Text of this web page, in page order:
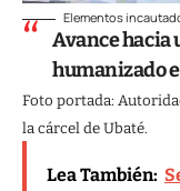
Elementos
Avance hacia
humanizado
Foto portada:
la cárcel de Ubaté.
Lea También: